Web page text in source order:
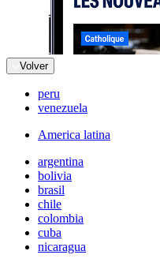
Volver
peru
venezuela
America latina
argentina
bolivia
brasil
chile
colombia
cuba
nicaragua